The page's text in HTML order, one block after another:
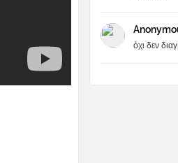
όχι δεν